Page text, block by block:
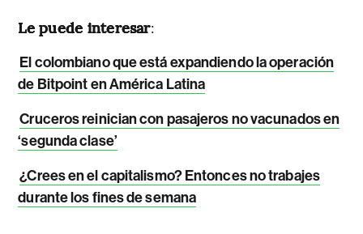
Le puede interesar:
El colombiano que está expandiendo la operación
de Bitpoint en América Latina
Cruceros reinician con pasajeros no vacunados en
‘segunda clase’
¿Crees en el capitalismo? Entonces no trabajes
durante los fines de semana